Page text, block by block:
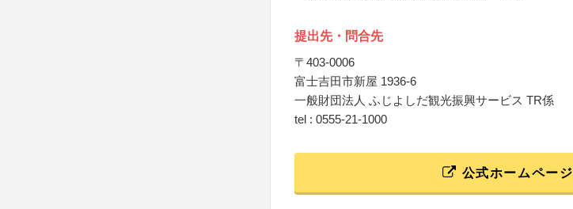
提出先・問合先
〒403‑0006
富士吉田市新屋 1936‑6
一般財団法人 ふじよしだ観光振興サービス TR係
tel : 0555‑21‑1000
公式ホームページ